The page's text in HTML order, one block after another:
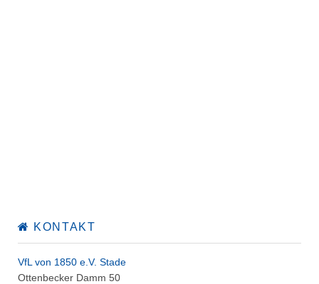
KONTAKT
VfL von 1850 e.V. Stade
Ottenbecker Damm 50